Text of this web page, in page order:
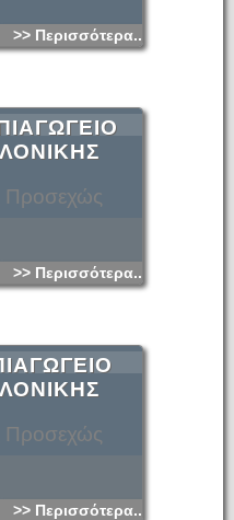
>> Περισσότερα...
Προσεχώς
>> Περισσότερα...
Προσεχώς
>> Περισσότερα...